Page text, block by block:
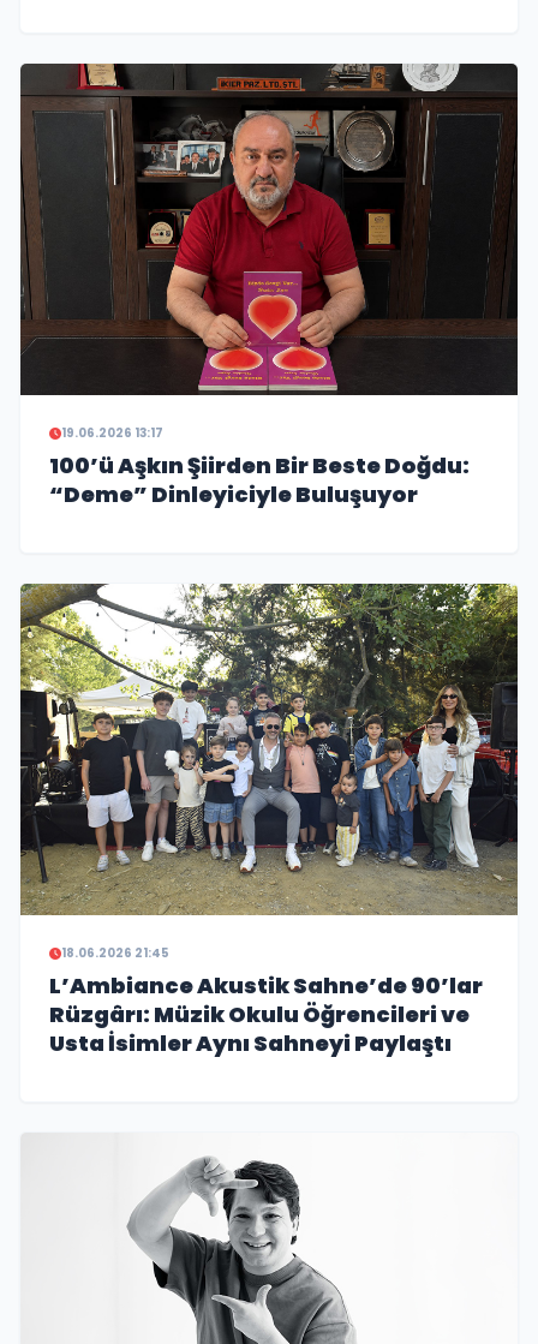
19.06.2026 13:17
100’ü Aşkın Şiirden Bir Beste Doğdu:
“Deme” Dinleyiciyle Buluşuyor
18.06.2026 21:45
L’Ambiance Akustik Sahne’de 90’lar
Rüzgârı: Müzik Okulu Öğrencileri ve
Usta İsimler Aynı Sahneyi Paylaştı